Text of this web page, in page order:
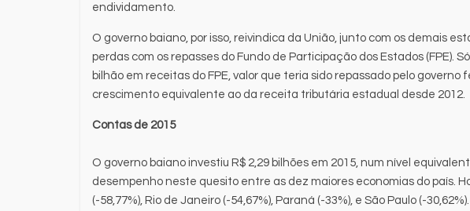
endividamento.
O governo baiano, por isso, reivindica da União, junto com os demais
perdas com os repasses do Fundo de Participação dos Estados (FPE).
bilhão em receitas do FPE, valor que teria sido repassado pelo governo
crescimento equivalente ao da receita tributária estadual desde 2012.
Contas de 2015
O governo baiano investiu R$ 2,29 bilhões em 2015, num nível
desempenho neste quesito entre as dez maiores economias do país.
(-58,77%), Rio de Janeiro (-54,67%), Paraná (-33%), e São Paulo (-30,62%).